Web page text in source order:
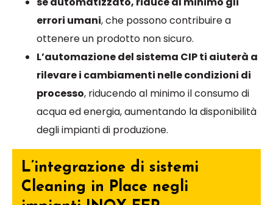
errori umani, che possono contribuire a
ottenere un prodotto non sicuro.
L’automazione del sistema CIP ti aiuterà a
rilevare i cambiamenti nelle condizioni di
processo, riducendo al minimo il consumo di
acqua ed energia, aumentando la disponibilità
degli impianti di produzione.
L’integrazione di sistemi
Cleaning in Place negli